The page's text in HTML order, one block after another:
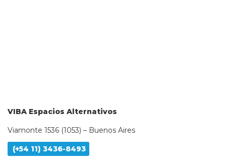
VIBA Espacios Alternativos
Viamonte 1536 (1053) – Buenos Aires
(+54 11) 3436-8493